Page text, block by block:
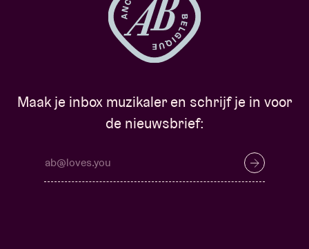
Maak je inbox muzikaler en schrijf je in voor
de nieuwsbrief: